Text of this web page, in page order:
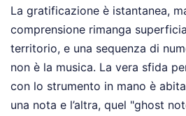
La gratificazione è istantanea,
comprensione rimanga
territorio, e una sequenza di
non è la musica. La vera sfida
con lo strumento in mano è
una nota e l’altra, quel "ghost